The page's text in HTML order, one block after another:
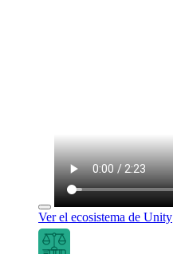
Ver el ecosistema de Unity